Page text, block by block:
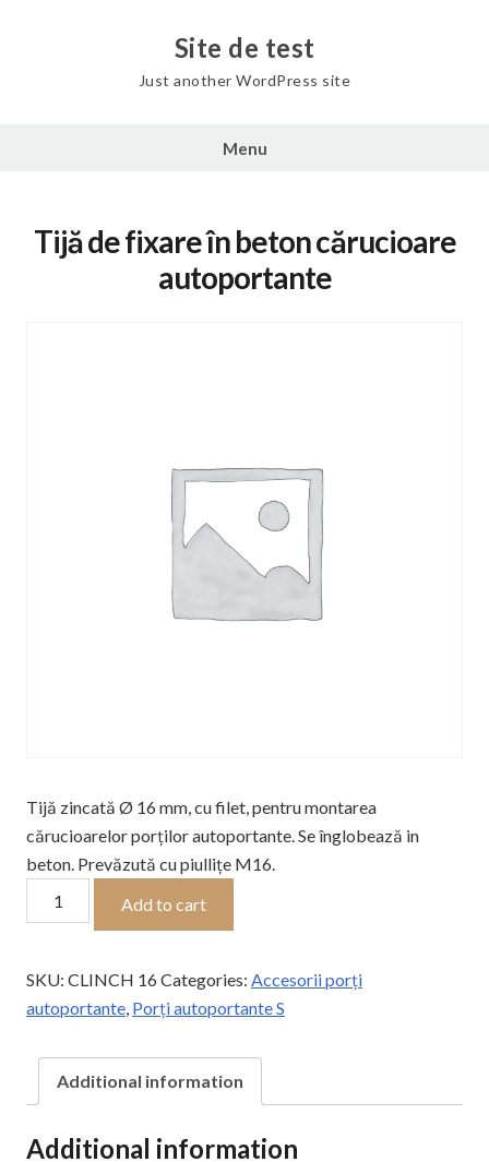
Site de test
Just another WordPress site
Menu
Tijă de fixare în beton cărucioare
autoportante
Tijă zincată Ø 16 mm, cu filet, pentru montarea
cărucioarelor porților autoportante. Se înglobează in
beton. Prevăzută cu piullițe M16.
de
în
beton
autoportante
quantity
Add to cart
SKU: CLINCH 16Categories: Accesorii porți
autoportante, Porți autoportante S
Additional information
Additional information